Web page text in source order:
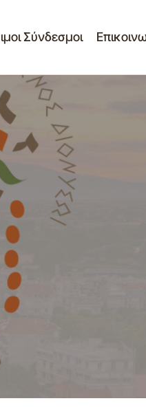
Σύνδεσμοι
ΔΚ Δράμας 30.07.2014